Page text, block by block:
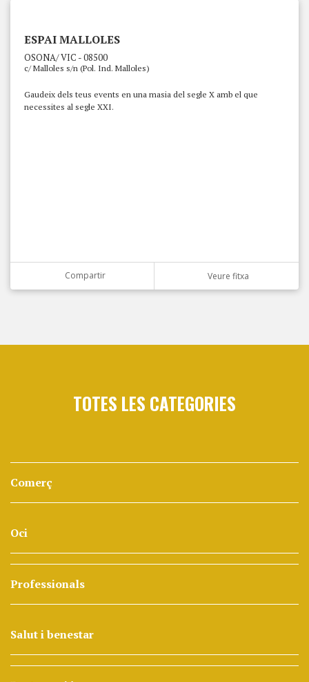
ESPAI MALLOLES
OSONA/ VIC - 08500
c/ Malloles s/n (Pol. Ind. Malloles)
Gaudeix dels teus events en una masia del segle X amb el que
necessites al segle XXI.
Compartir Veure fitxa
TOTES LES CATEGORIES
Comerç
Oci
Professionals
Salut i benestar